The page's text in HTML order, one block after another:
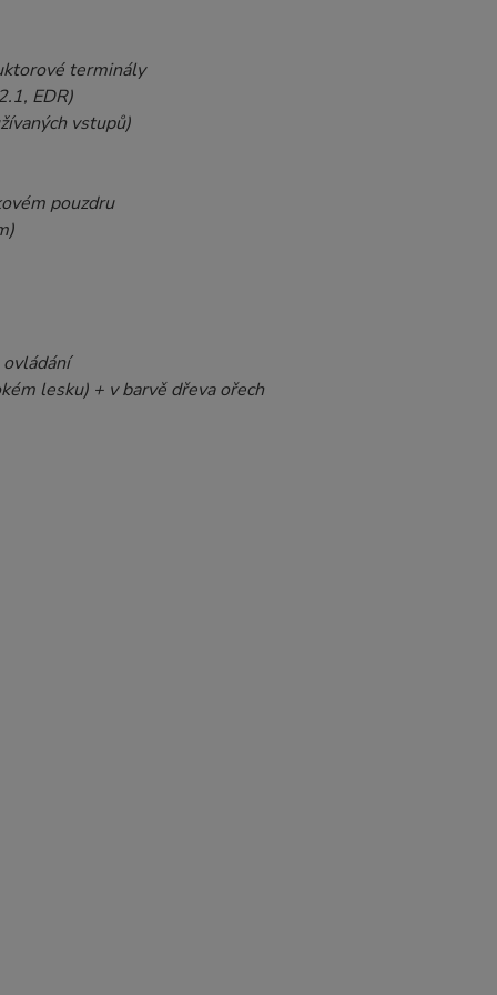
terminály
EDR)
vstupů)
pouzdru
lesku) + v barvě dřeva ořech